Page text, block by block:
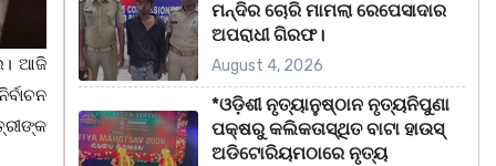
ଆଜି
ମନ୍ଦିର ଚୋରି ମାମଲା ରେପେସାଦାର
ଅପରାଧୀ ଗିରଫ।
August 4, 2026
*ଓଡ଼ିଶୀ ନୃତ୍ୟାନୁଷ୍ଠାନ ନୃତ୍ୟନିପୁଣା
ପକ୍ଷରୁ କଲିକତାସ୍ଥିତ ବାଟା ହାଉସ୍
ଅଡିଟୋରିୟମଠାରେ ନୃତ୍ୟ